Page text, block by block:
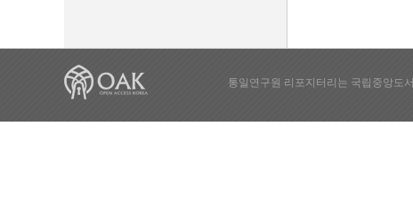
통일연구원 리포지터리는 국립중앙도